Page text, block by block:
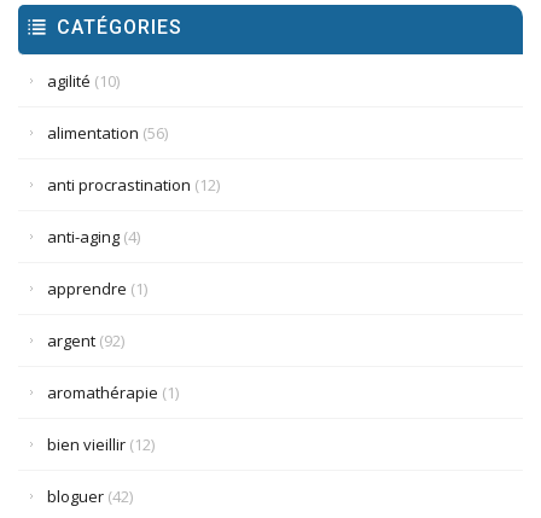
CATÉGORIES
agilité (10)
alimentation (56)
anti procrastination (12)
anti-aging (4)
apprendre (1)
argent (92)
aromathérapie (1)
bien vieillir (12)
bloguer (42)